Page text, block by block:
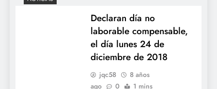
Declaran día no
laborable compensable,
el día lunes 24 de
diciembre de 2018
jqc58
8 años
ago
0 1 mins